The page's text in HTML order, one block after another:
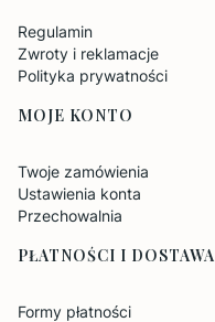
Regulamin
Zwroty i reklamacje
Polityka prywatności
MOJE KONTO
Twoje zamówienia
Ustawienia konta
Przechowalnia
PŁATNOŚCI I DOSTAWA
Formy płatności